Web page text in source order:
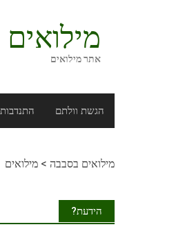
אתר מילואים
הגשת וולתם
מילואים בסבבה >מילואים
הידעת?